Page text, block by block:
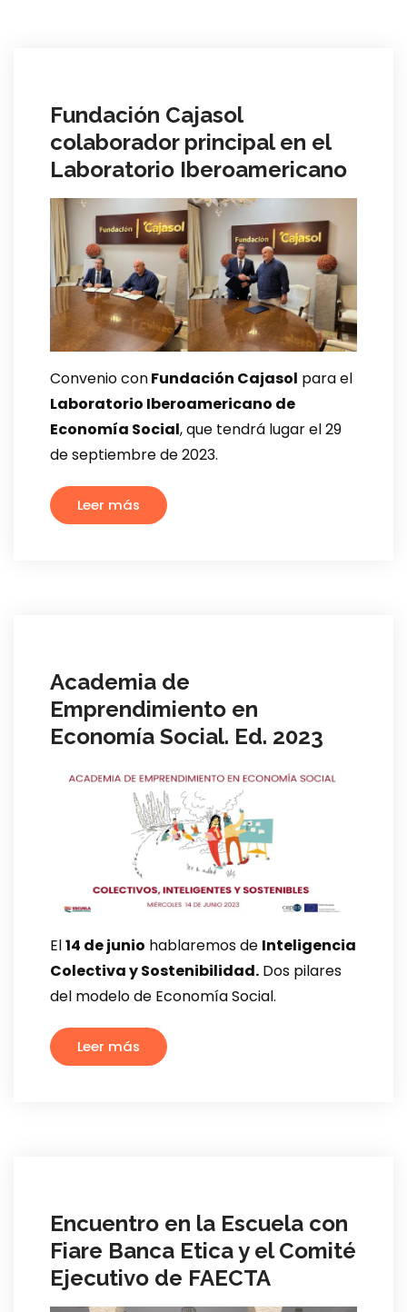
Fundación Cajasol
colaborador principal en el
Laboratorio Iberoamericano
Convenio conFundación Cajasol para el
Laboratorio Iberoamericano de
Economía Social, que tendrá lugar el 29
de septiembre de 2023.
Leer más
Academia de
Emprendimiento en
Economía Social. Ed. 2023
El14 de junio hablaremos de Inteligencia
Colectiva y Sostenibilidad. Dos pilares
del modelo de Economía Social.
Leer más
Encuentro en la Escuela con
Fiare Banca Etica y el Comité
Ejecutivo de FAECTA